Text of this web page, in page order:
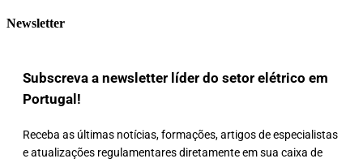
Newsletter
Subscreva a newsletter líder do setor elétrico em
Portugal!
Receba as últimas notícias, formações, artigos de especialistas
e atualizações regulamentares diretamente em sua caixa de